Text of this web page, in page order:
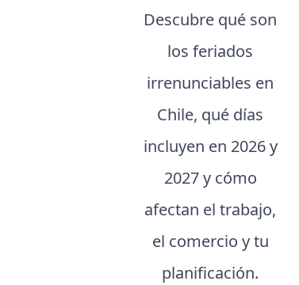
Descubre qué son
los feriados
irrenunciables en
Chile, qué días
incluyen en 2026 y
2027 y cómo
afectan el trabajo,
el comercio y tu
planificación.